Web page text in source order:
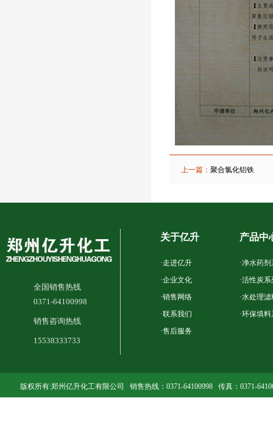
上一篇：聚合氯化铝铁
全国销售热线
0371-64100998
销售咨询热线
15538333733
关于亿升
·走进亿升
·企业文化
·销售网络
·联系我们
·售后服务
产品中
·净水药剂
·活性炭系
·水处理滤
·环保填料
版权所有:郑州亿升化工有限公司 销售热线：0371-64100998 传真：0371-